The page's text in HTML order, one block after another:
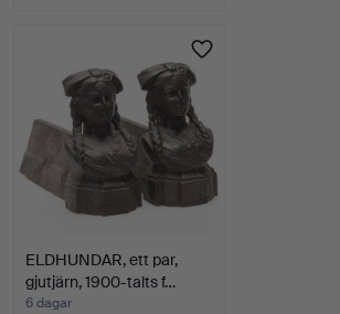
ELDHUNDAR, ett par,
gjutjärn, 1900-talts f…
6 dagar